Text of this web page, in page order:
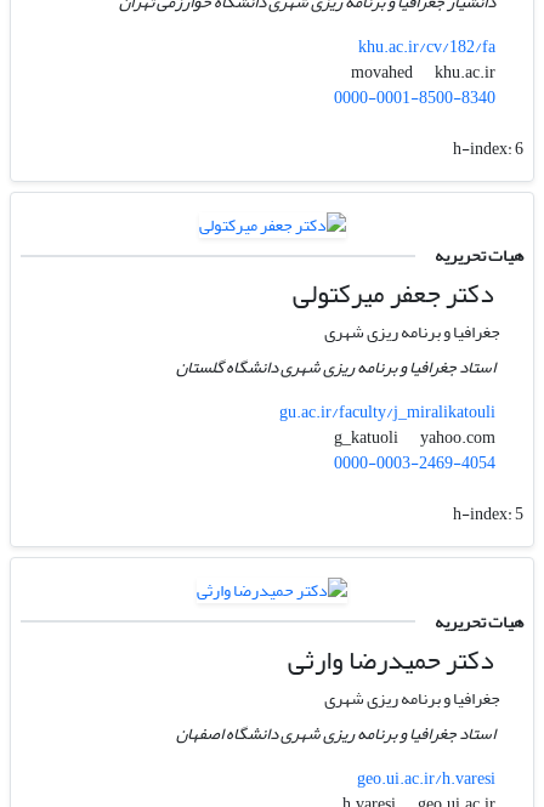
khu.ac.ir/cv/182/fa
movahed
khu.ac.ir
0000-0001-8500-8340
h-index:6
هیات تحریریه
دکتر جعفر میرکتولی
جغرافیا و برنامه ریزی شهری
استاد جغرافیا و برنامه ریزی شهری دانشگاه گلستان
gu.ac.ir/faculty/j_miralikatouli
g_katuoli
yahoo.com
0000-0003-2469-4054
h-index:5
هیات تحریریه
دکتر حمیدرضا وارثی
جغرافیا و برنامه ریزی شهری
استاد جغرافیا و برنامه ریزی شهری دانشگاه اصفهان
geo.ui.ac.ir/h.varesi